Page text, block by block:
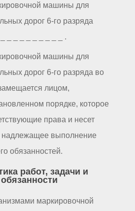
машины для
дорог 6-го разряда
_ _ _ _ _ _ _ _ _ .
машины для
дорог 6-го разряда во
лицом,
порядке, которое
права и несет
надлежащее выполнение
обязанностей.
работ, задачи и
маркировочной